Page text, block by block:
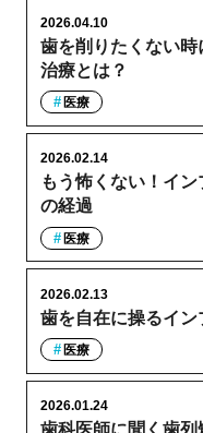
歯を削りたくない
治療とは？
2026.04.10
医療
もう怖くない！イ
の経過
2026.02.14
医療
歯を自在に操るイ
2026.02.13
医療
歯科医師に聞く歯
2026.01.24